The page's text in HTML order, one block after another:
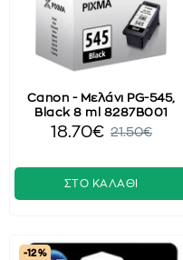
Canon - Μελάνι PG-545,
Black 8 ml 8287B001
18.70€ 21.50€
ΣΤΟ ΚΑΛΑΘΙ
-12 %